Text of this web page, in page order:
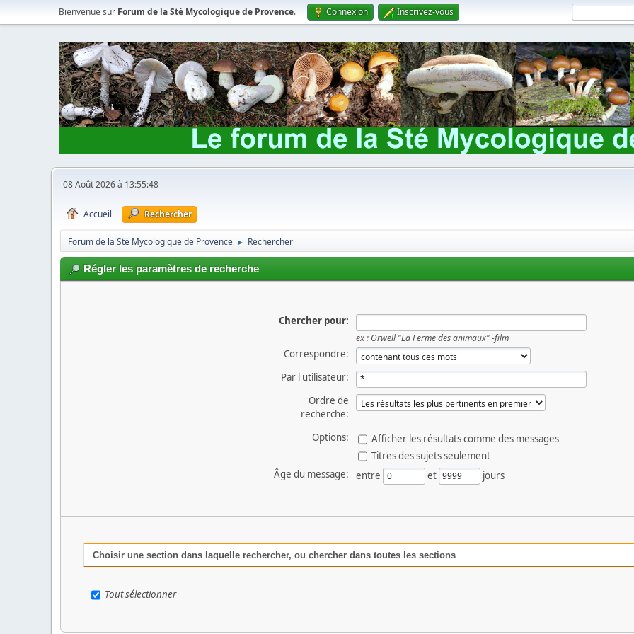
Bienvenue sur Forum de la Sté Mycologique de Provence. Connexion Inscrivez-vous
08 Août 2026 à 13:55:48
Accueil Rechercher
Forum de la Sté Mycologique de Provence ► Rechercher
Régler les paramètres de recherche
Chercher pour:
ex : Orwell "La Ferme des animaux" -film
Correspondre:
Par l'utilisateur:
Ordre de
recherche:
Options:
Afficher les résultats comme des messages
Titres des sujets seulement
Âge du message:
entre et jours
Choisir une section dans laquelle rechercher, ou chercher dans toutes les sections
Tout sélectionner